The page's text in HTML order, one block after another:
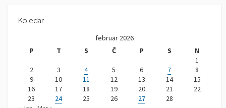
Koledar
februar 2026
P
T S Č P S
N
1
2
3 4 5 6 7
8
9
10 11 12 13 14
15
16
17 18 19 20 21
22
23
24 25 26 27
28